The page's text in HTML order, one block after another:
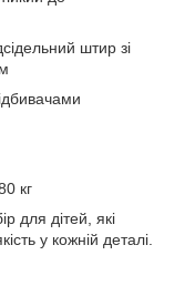
штир зі
кг
для дітей, які
у кожній деталі.